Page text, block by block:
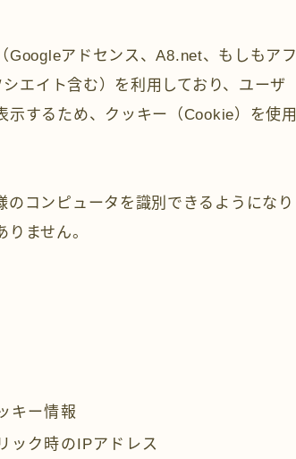
Googleアドセンス、A8.net、もしもアフ
エイト含む）を利用しており、ユーザ
するため、クッキー（Cookie）を使用
コンピュータを識別できるようになり
りません。
キー情報
ック時のIPアドレス